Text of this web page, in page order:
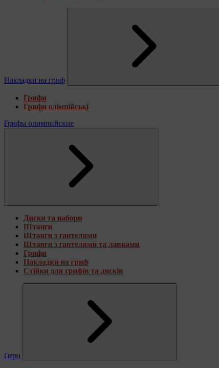
Накладки на гриф
Грифи
Грифи олімпійські
Грифы олимпийские
Диски та набори
Штанги
Штанги з гантелями
Штанги з гантелями та лавками
Грифи
Накладки на гриф
Стійки для грифів та дисків
Гири